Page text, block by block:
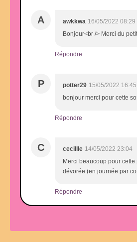
A awkkwa 16/05/2022 08:29
Bonjour<br /> Merci du
Répondre
P potter29 15/05/2022 16:45
bonjour merci pour cette
Répondre
C cecillle 14/05/2022 23:04
Merci beaucoup pour
dévorée (en journée par
Répondre